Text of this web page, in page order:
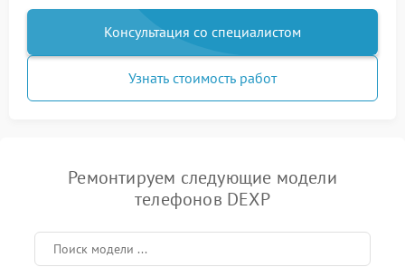
Консультация со специалистом
Узнать стоимость работ
Ремонтируем следующие модели
телефонов DEXP